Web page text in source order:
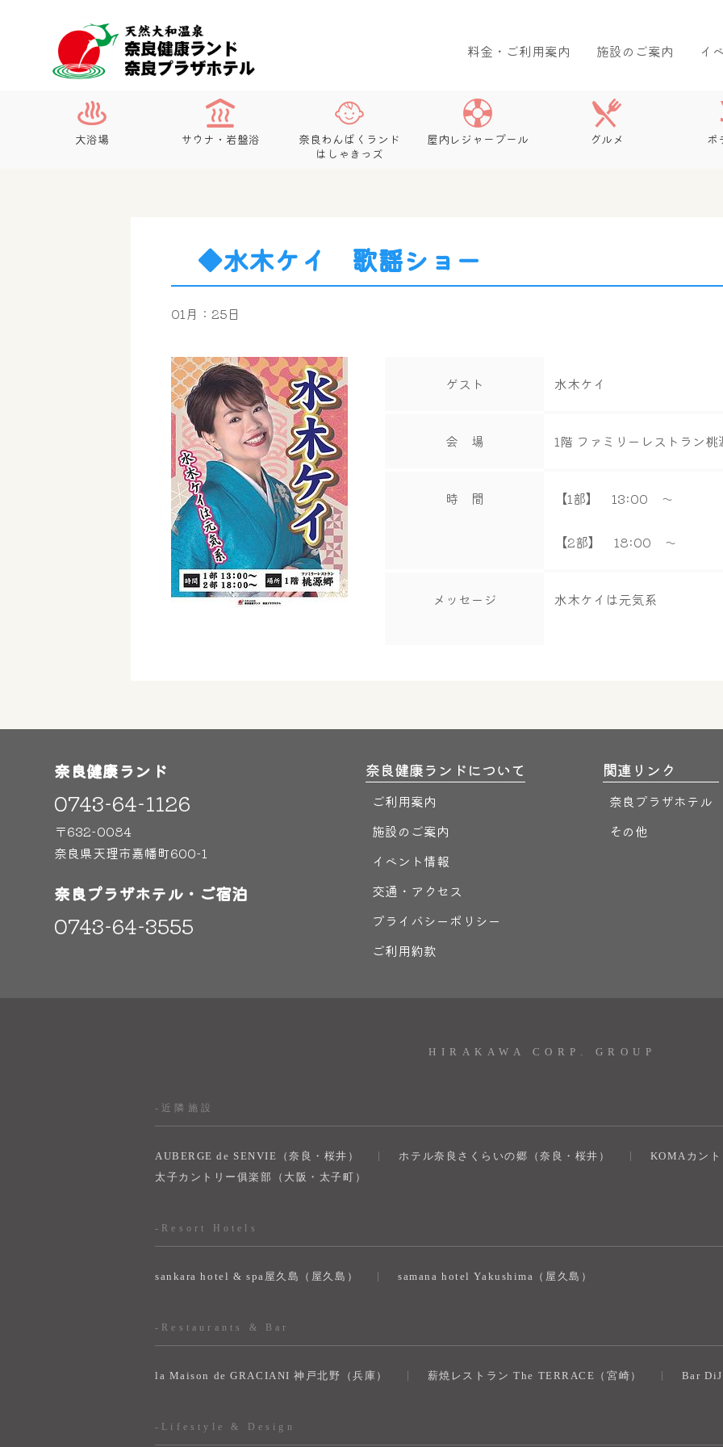
料金・ご利用案内 施設のご案内 イ
大浴場 サウナ・岩盤浴
奈良わんぱくランド
はしゃきっズ
屋内レジャープール グルメ ボ
◆水木ケイ 歌謡ショー
01月：25日
ゲスト 水木ケイ
会 場 1階 ファミリーレストラン桃
時 間 【1部】 13:00 ～
【2部】 18:00 ～
メッセージ 水木ケイは元気系
奈良健康ランド
0743-64-1126
〒632-0084
奈良県天理市嘉幡町600-1
奈良プラザホテル・ご宿泊
0743-64-3555
奈良健康ランドについて
ご利用案内
施設のご案内
イベント情報
交通・アクセス
プライバシーポリシー
ご利用約款
関連リンク
奈良プラザホテル
その他
HIRAKAWA CORP. GROUP
-近隣施設
AUBERGE de SENVIE（奈良・桜井） ホテル奈良さくらいの郷（奈良・桜井）
KOMAカン
太子カントリー俱楽部（大阪・太子町）
-Resort Hotels
sankara hotel & spa屋久島（屋久島） samana hotel Yakushima（屋久島）
-Restaurants & Bar
la Maison de GRACIANI 神戸北野（兵庫） 薪焼レストラン The TERRACE（宮崎） Bar
-Lifestyle & Design